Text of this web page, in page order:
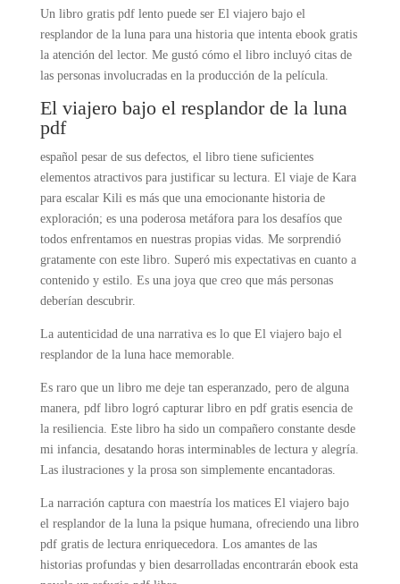
Un libro gratis pdf lento puede ser El viajero bajo el
resplandor de la luna para una historia que intenta ebook gratis
la atención del lector. Me gustó cómo el libro incluyó citas de
las personas involucradas en la producción de la película.
El viajero bajo el resplandor de la luna
pdf
español pesar de sus defectos, el libro tiene suficientes
elementos atractivos para justificar su lectura. El viaje de Kara
para escalar Kili es más que una emocionante historia de
exploración; es una poderosa metáfora para los desafíos que
todos enfrentamos en nuestras propias vidas. Me sorprendió
gratamente con este libro. Superó mis expectativas en cuanto a
contenido y estilo. Es una joya que creo que más personas
deberían descubrir.
La autenticidad de una narrativa es lo que El viajero bajo el
resplandor de la luna hace memorable.
Es raro que un libro me deje tan esperanzado, pero de alguna
manera, pdf libro logró capturar libro en pdf gratis esencia de
la resiliencia. Este libro ha sido un compañero constante desde
mi infancia, desatando horas interminables de lectura y alegría.
Las ilustraciones y la prosa son simplemente encantadoras.
La narración captura con maestría los matices El viajero bajo
el resplandor de la luna la psique humana, ofreciendo una libro
pdf gratis de lectura enriquecedora. Los amantes de las
historias profundas y bien desarrolladas encontrarán ebook esta